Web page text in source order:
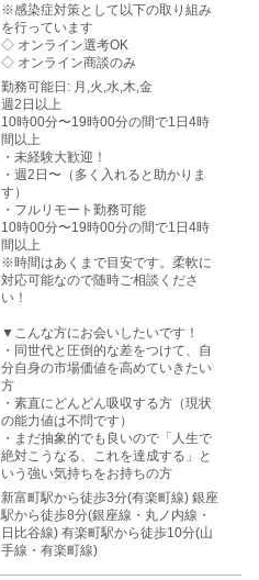
※感染症対策として以下の取り組み
を行っています
◇ オンライン選考OK
◇ オンライン商談のみ
勤務可能日: 月,火,水,木,金
週2日以上
10時00分〜19時00分の間で1日4時
間以上
・未経験大歓迎！
・週2日〜（多く入れると助かりま
す）
・フルリモート勤務可能
10時00分〜19時00分の間で1日4時
間以上
※時間はあくまで目安です。柔軟に
対応可能なので随時ご相談くださ
い！
▼こんな方にお会いしたいです！
・同世代と圧倒的な差をつけて、自
分自身の市場価値を高めていきたい
方
・素直にどんどん吸収する方（現状
の能力値は不問です）
・まだ抽象的でも良いので「人生で
絶対こうなる、これを達成する」と
いう強い気持ちをお持ちの方
新富町駅から徒歩3分(有楽町線) 銀座
駅から徒歩8分(銀座線・丸ノ内線・
日比谷線) 有楽町駅から徒歩10分(山
手線・有楽町線)